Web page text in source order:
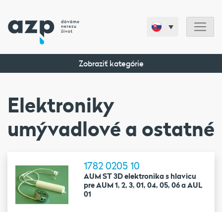
Zobraziť kategórie
Elektroniky
umývadlové a ostatné
1782 0205 10
AUM ST 3D elektronika s hlavicu
pre AUM 1, 2, 3, 01, 04, 05, 06 a AUL
01